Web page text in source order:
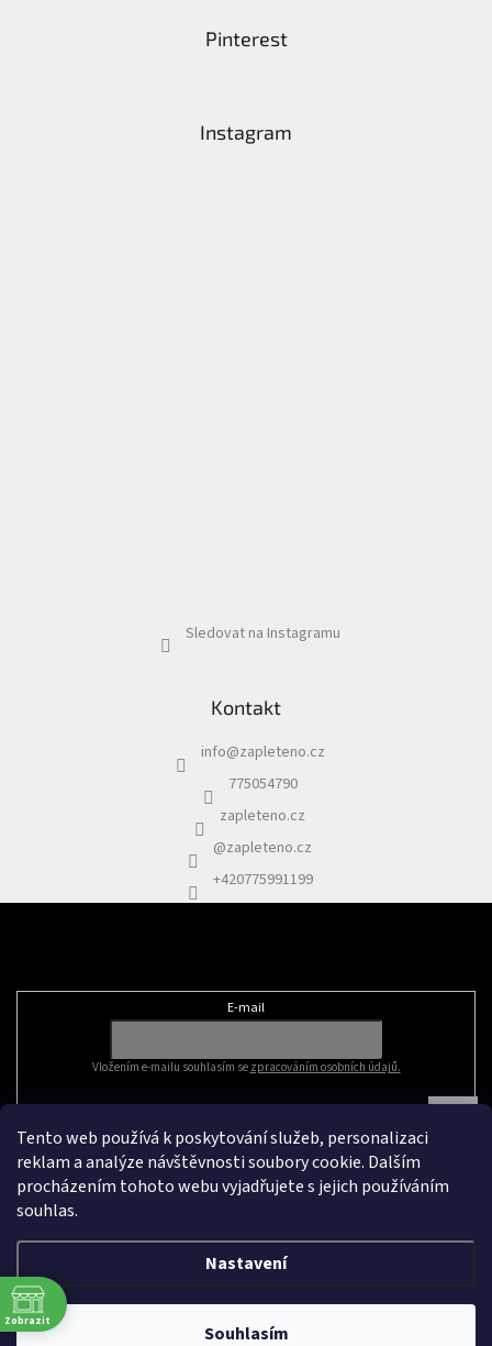
Tento web používá k poskytování služeb, personalizaci
reklam a analýze návštěvnosti soubory cookie. Dalším
procházením tohoto webu vyjadřujete s jejich používáním
souhlas.
Nastavení
Souhlasím
Pinterest
Instagram
Sledovat na Instagramu
Kontakt
info@zapleteno.cz
775054790
zapleteno.cz
@zapleteno.cz
+420775991199
E-mail
Vložením e-mailu souhlasím se zpracováním osobních údajů.
Vytvořil Shoptet
Zapleteno. Všechna práva vyhrazena.
Zobrazit